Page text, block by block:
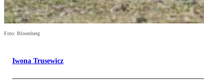
Foto: Bloomberg
Iwona Trusewicz